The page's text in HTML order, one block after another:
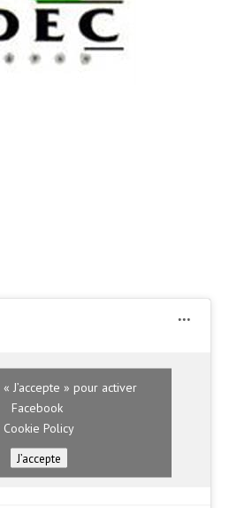
J’accepte » pour activer
Facebook
Cookie Policy
J’accepte